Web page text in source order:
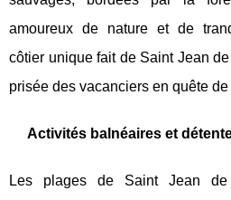
amoureux de nature et de
côtier unique fait de Saint Jean
prisée des vacanciers en quête
Activités balnéaires et
Les plages de Saint Jean